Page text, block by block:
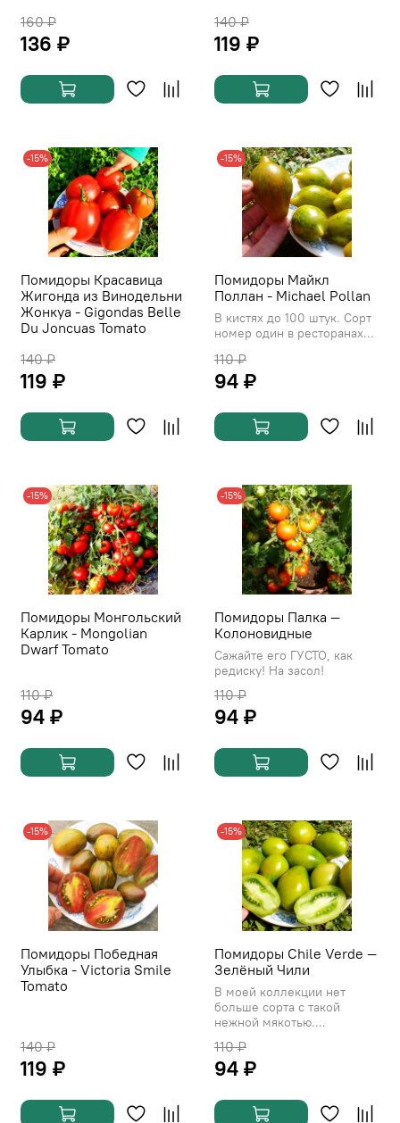
160 ₽
136 ₽
140 ₽
119 ₽
-15%
Помидоры Красавица
Жигонда из Винодельни
Жонкуа - Gigondas Belle
Du Joncuas Tomato
140 ₽
119 ₽
-15%
Помидоры Майкл
Поллан - Michael Pollan
В кистях до 100 штук. Сорт
номер один в ресторанах...
110 ₽
94 ₽
-15%
Помидоры Монгольский
Карлик - Mongolian
Dwarf Tomato
110 ₽
94 ₽
-15%
Помидоры Палка —
Колоновидные
Сажайте его ГУСТО, как
редиску! На засол!
110 ₽
94 ₽
-15%
Помидоры Победная
Улыбка - Victoria Smile
Tomato
140 ₽
119 ₽
-15%
Помидоры Сhile Verde —
Зелёный Чили
В моей коллекции нет
больше сорта с такой
нежной мякотью....
110 ₽
94 ₽